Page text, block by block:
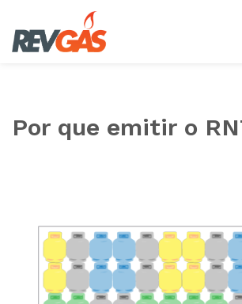
Pular
Por que emitir o